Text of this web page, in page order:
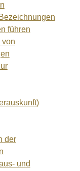
führen
von
der
und